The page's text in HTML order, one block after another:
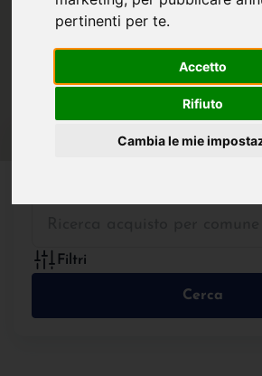
pertinenti per te.
Accetto
Rifiuto
Cambia le mie
Filtri
Cerca